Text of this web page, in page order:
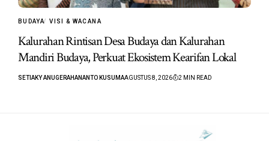
BUDAYA VISI & WACANA
Kalurahan Rintisan Desa Budaya dan Kalurahan
Mandiri Budaya, Perkuat Ekosistem Kearifan Lokal
SETIAKY ANUGERAHANANTO KUSUMAAGUSTUS 8, 2026 2 MIN READ